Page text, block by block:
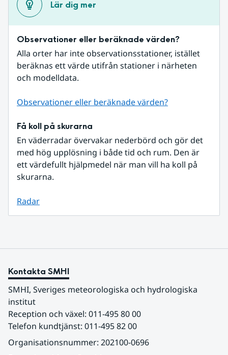
Lär dig mer
Observationer eller beräknade värden?
Alla orter har inte observationsstationer, istället
beräknas ett värde utifrån stationer i närheten
och modelldata.
Observationer eller beräknade värden?
Få koll på skurarna
En väderradar övervakar nederbörd och gör det
med hög upplösning i både tid och rum. Den är
ett värdefullt hjälpmedel när man vill ha koll på
skurarna.
Radar
Kontakta SMHI
SMHI, Sveriges meteorologiska och hydrologiska
institut
Reception och växel: 011-495 80 00
Telefon kundtjänst: 011-495 82 00
Organisationsnummer: 202100-0696